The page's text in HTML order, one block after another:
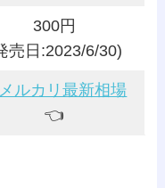
300円
売日:2023/6/30)
メルカリ最新相場
👈️